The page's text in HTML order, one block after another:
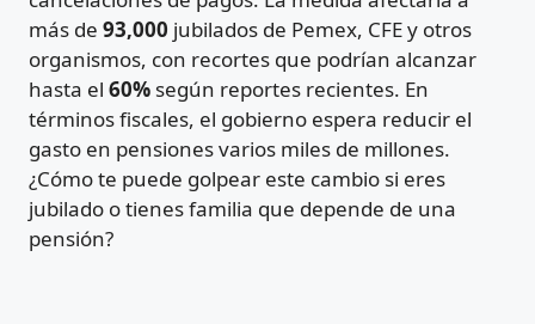
más de 93,000 jubilados de Pemex, CFE y otros
organismos, con recortes que podrían alcanzar
hasta el 60% según reportes recientes. En
términos fiscales, el gobierno espera reducir el
gasto en pensiones varios miles de millones.
¿Cómo te puede golpear este cambio si eres
jubilado o tienes familia que depende de una
pensión?